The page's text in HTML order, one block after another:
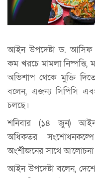
আইন উপদেষ্টা ড.
কম খরচে মামলা নিষ্পত্তি,
অভিশাপ থেকে মুক্তি
বলেন, এজন্য সিপিসি
চলছে।
শনিবার (১৪ জুন)
অধিকতর
অংশীজনের সাথে
আইন উপদেষ্টা বলেন,